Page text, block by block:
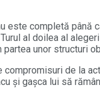
completă
al doilea al
unor structuri
de la
și gașca lui să